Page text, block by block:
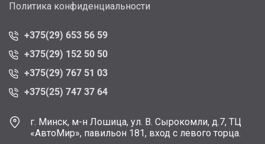
Политика конфиденциальности
+375(29) 653 56 59
+375(29) 152 50 50
+375(29) 767 51 03
+375(25) 747 37 64
г. Минск, м-н Лошица, ул. В. Сырокомли, д.7, ТЦ
«АвтоМир», павильон 181, вход с левого торца.